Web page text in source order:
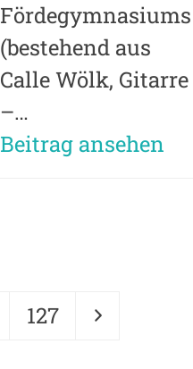
Fördegymnasiums
(bestehend aus
Calle Wölk, Gitarre
–…
Beitrag ansehen
Seite
127